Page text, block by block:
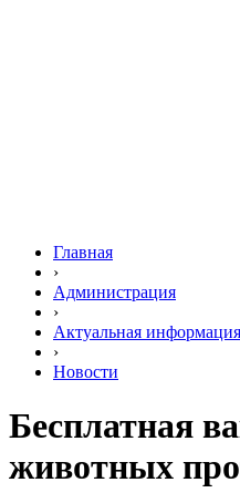
Главная
›
Администрация
›
Актуальная информация
›
Новости
Бесплатная
животных